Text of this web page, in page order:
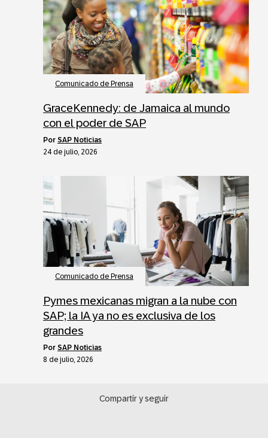
Comunicado de Prensa
GraceKennedy: de Jamaica al mundo
con el poder de SAP
por SAP Noticias
24 de julio, 2026
Comunicado de Prensa
Pymes mexicanas migran a la nube con
SAP; la IA ya no es exclusiva de los
grandes
por SAP Noticias
8 de julio, 2026
Compartir y seguir